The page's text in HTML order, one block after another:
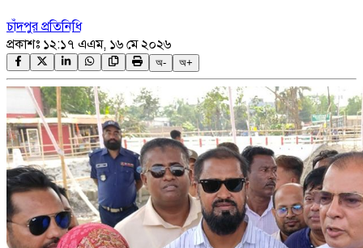
চাঁদপুর প্রতিনিধি
প্রকাশঃ ১২:১৭ এএম, ১৬ মে ২০২৬
অ- অ+